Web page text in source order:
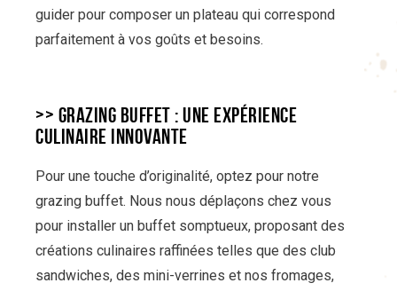
guider pour composer un plateau qui correspond
parfaitement à vos goûts et besoins.
>> GRAZING BUFFET : UNE EXPÉRIENCE
CULINAIRE INNOVANTE
Pour une touche d’originalité, optez pour notre
grazing buffet. Nous nous déplaçons chez vous
pour installer un buffet somptueux, proposant des
créations culinaires raffinées telles que des club
sandwiches, des mini-verrines et nos fromages,